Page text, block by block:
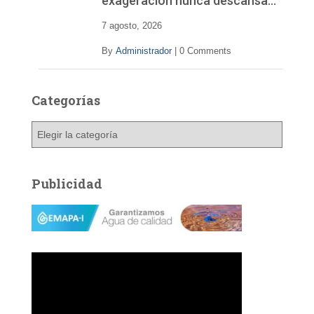
7 agosto, 2026
By Administrador 0 Comments
Categorías
g
o
a
Publicidad